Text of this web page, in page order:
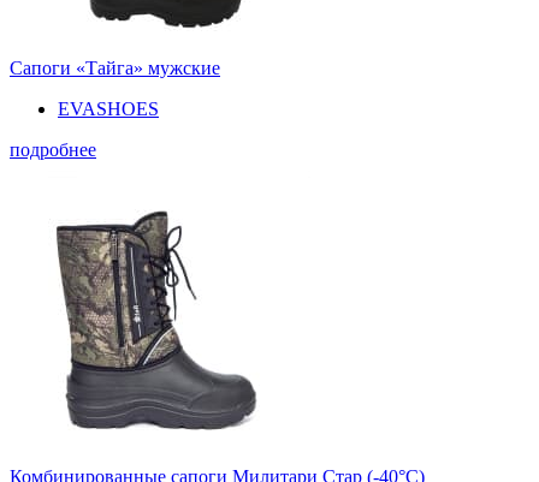
Сапоги «Тайга» мужские
EVASHOES
подробнее
Комбинированные сапоги Милитари Стар (-40°С)